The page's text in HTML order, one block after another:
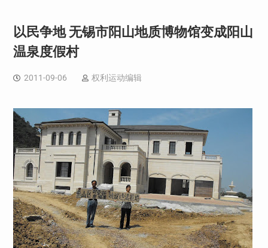
以民争地 无锡市阳山地质博物馆变成阳山
温泉度假村
2011-09-06 权利运动编辑